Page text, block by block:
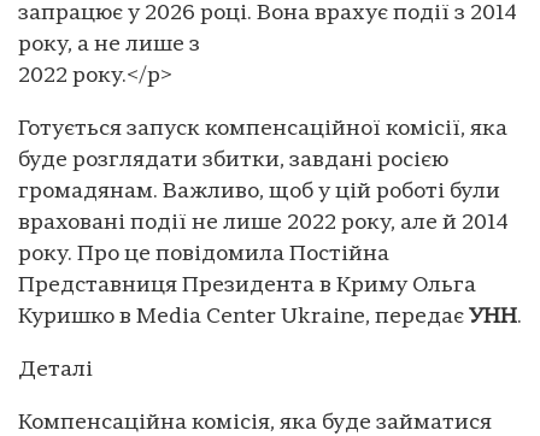
запрацює у 2026 році. Вона врахує події з 2014
року, а не лише з
2022 року.</p>
Готується запуск компенсаційної комісії, яка
буде розглядати збитки, завдані росією
громадянам. Важливо, щоб у цій роботі були
враховані події не лише 2022 року, але й 2014
року. Про це повідомила Постійна
Представниця Президента в Криму Ольга
Куришко в Media Center Ukraine, передає УНН.
Деталі
Компенсаційна комісія, яка буде займатися